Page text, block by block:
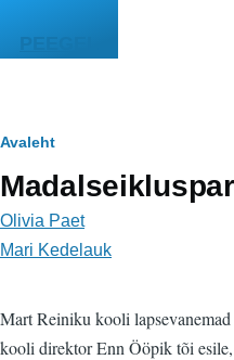
PEEGEL
Leivapuru
Avaleht
Olivia Paet
Mari Kedelauk
Mart Reiniku kooli
kooli direktor Enn Ööpik tõi esile,